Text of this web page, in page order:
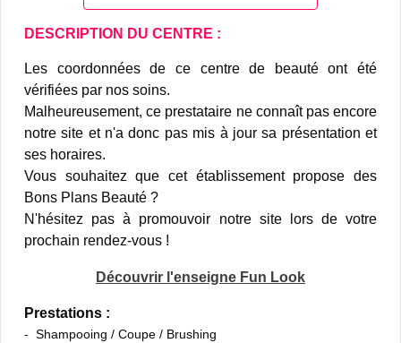
DESCRIPTION DU CENTRE :
Les coordonnées de ce centre de beauté ont été
vérifiées par nos soins.
Malheureusement, ce prestataire ne connaît pas encore
notre site et n'a donc pas mis à jour sa présentation et
ses horaires.
Vous souhaitez que cet établissement propose des
Bons Plans Beauté ?
N'hésitez pas à promouvoir notre site lors de votre
prochain rendez-vous !
Découvrir l'enseigne Fun Look
Prestations :
Shampooing / Coupe / Brushing